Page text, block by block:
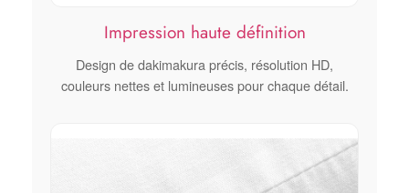
Impression haute définition
Design de dakimakura précis, résolution HD,
couleurs nettes et lumineuses pour chaque détail.